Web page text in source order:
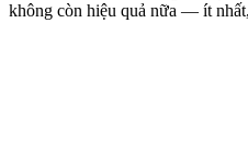
không còn hiệu quả nữa — ít